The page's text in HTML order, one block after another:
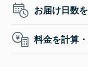
お届け日数
料金を計算